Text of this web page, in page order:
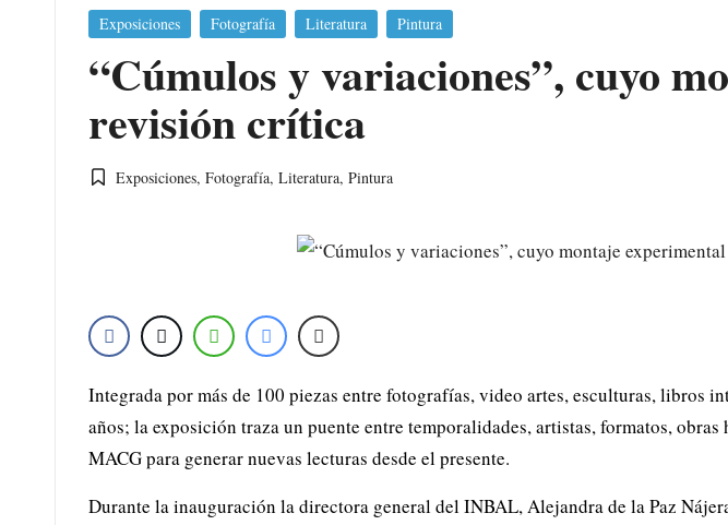
Publicada
Exposiciones Fotografía Literatura Pintura
“Cúmulos y variaciones”, cuyo
revisión crítica
Publicada
Exposiciones,Fotografía,Literatura,Pintura
Integrada por más de 100 piezas entre fotografías, video artes, esculturas, libros
años; la exposición traza un puente entre temporalidades, artistas, formatos,
MACG para generar nuevas lecturas desde el presente.
Durante la inauguración la directora general del INBAL, Alejandra de la Paz